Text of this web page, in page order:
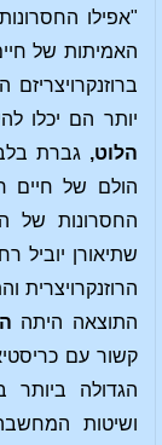
"אפילו
האמיתות של
יותר הם יכלו
הלוט, גברת
הולם של חיים
החסרונות של
שתיאורן
הרוזנקרויצרית
התוצאה היתה
קשור עם
הגדולה ביותר
ושיטות